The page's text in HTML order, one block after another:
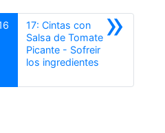
»
17: Cintas con
Salsa de Tomate
Picante - Sofreir
los ingredientes